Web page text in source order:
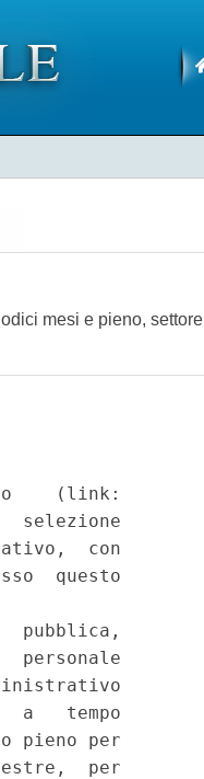
mesi e pieno, settore